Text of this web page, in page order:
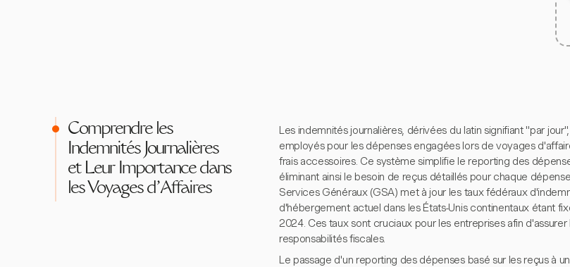
Comprendre les
Indemnités Journalières
et Leur Importance dans
les Voyages d'Affaires
Les indemnités journalières, dérivées du latin signifiant "par
employés pour les dépenses engagées lors de voyages
frais accessoires. Ce système simplifie le reporting des
éliminant ainsi le besoin de reçus détaillés pour chaque
Services Généraux (GSA) met à jour les taux fédéraux
d'hébergement actuel dans les États-Unis continentaux étant
2024. Ces taux sont cruciaux pour les entreprises afin
responsabilités fiscales.
Le passage d'un reporting des dépenses basé sur les reçus à